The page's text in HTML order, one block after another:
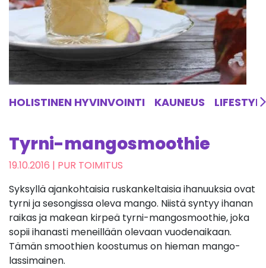
HOLISTINEN HYVINVOINTI KAUNEUS LIFESTYLE
Tyrni-mangosmoothie
19.10.2016 | PUR TOIMITUS
Syksyllä ajankohtaisia ruskankeltaisia ihanuuksia ovat
tyrni ja sesongissa oleva mango. Niistä syntyy ihanan
raikas ja makean kirpeä tyrni-mangosmoothie, joka
sopii ihanasti meneillään olevaan vuodenaikaan.
Tämän smoothien koostumus on hieman mango-
lassimainen.